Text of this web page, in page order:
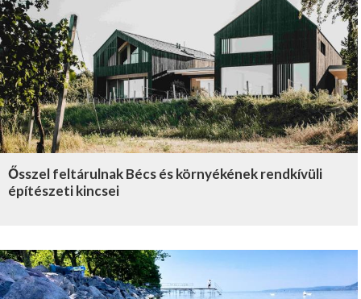
Ősszel feltárulnak Bécs és környékének rendkívüli
építészeti kincsei